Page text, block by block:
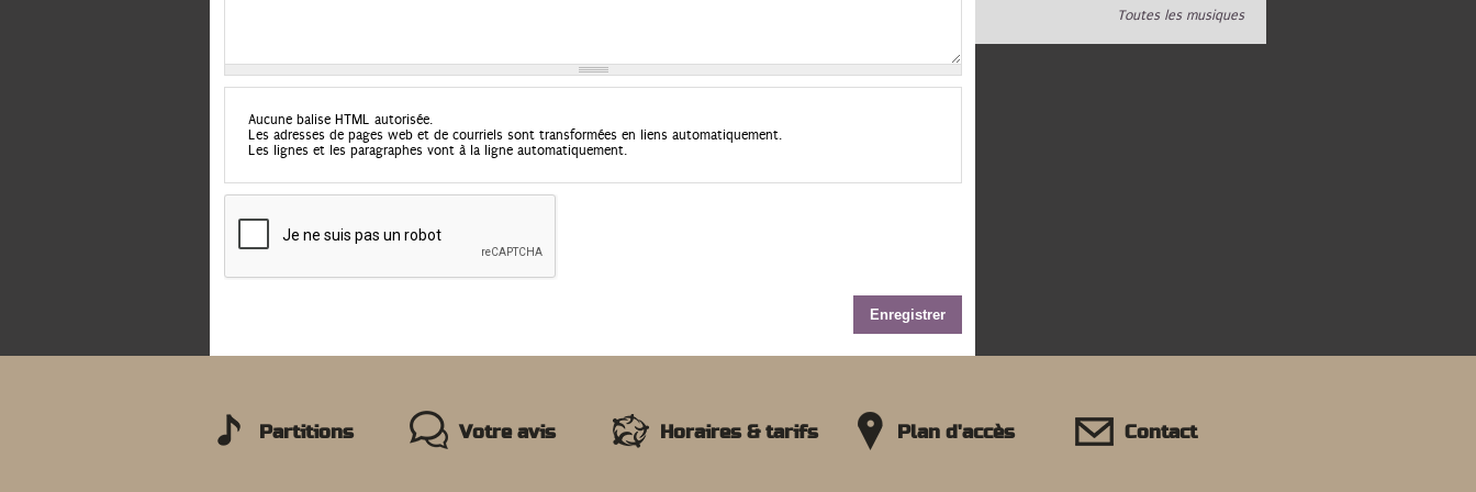
Aucune balise HTML autorisée.
Les adresses de pages web et de courriels sont transformées en liens automatiquement.
Les lignes et les paragraphes vont à la ligne automatiquement.
Toutes les musiques
Partitions Votre avis Horaires & tarifs Plan d'accès Contact